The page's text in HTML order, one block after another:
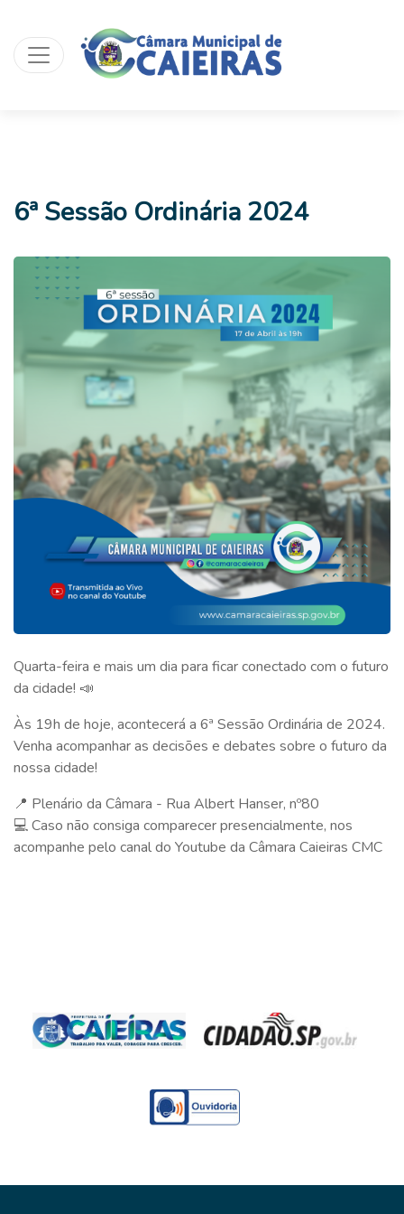
6ª Sessão Ordinária 2024
Quarta-feira e mais um dia para ficar conectado com o futuro
da cidade! 📣
Às 19h de hoje, acontecerá a 6ª Sessão Ordinária de 2024.
Venha acompanhar as decisões e debates sobre o futuro da
nossa cidade!
📍 Plenário da Câmara - Rua Albert Hanser, nº80
💻 Caso não consiga comparecer presencialmente, nos
acompanhe pelo canal do Youtube da Câmara Caieiras CMC